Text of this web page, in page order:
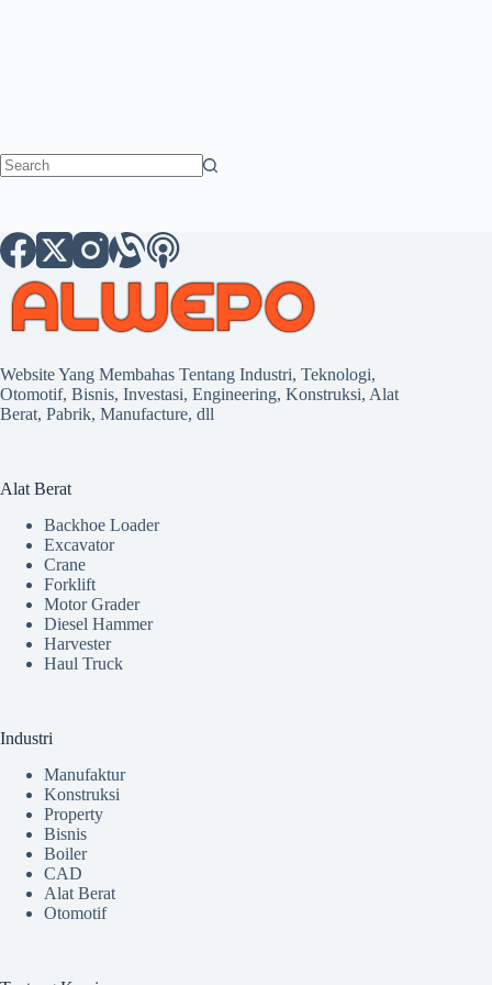
Website Yang Membahas Tentang Industri, Teknologi,
Otomotif, Bisnis, Investasi, Engineering, Konstruksi, Alat
Berat, Pabrik, Manufacture, dll
Alat Berat
Backhoe Loader
Excavator
Crane
Forklift
Motor Grader
Diesel Hammer
Harvester
Haul Truck
Industri
Manufaktur
Konstruksi
Property
Bisnis
Boiler
CAD
Alat Berat
Otomotif